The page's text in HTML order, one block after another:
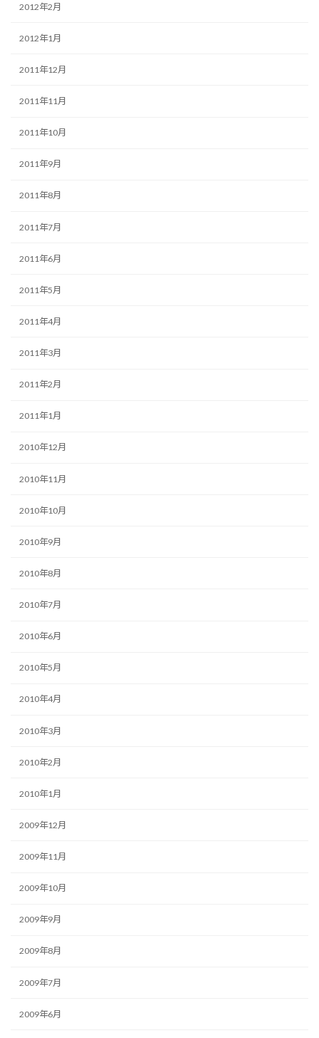
2012年2月
2012年1月
2011年12月
2011年11月
2011年10月
2011年9月
2011年8月
2011年7月
2011年6月
2011年5月
2011年4月
2011年3月
2011年2月
2011年1月
2010年12月
2010年11月
2010年10月
2010年9月
2010年8月
2010年7月
2010年6月
2010年5月
2010年4月
2010年3月
2010年2月
2010年1月
2009年12月
2009年11月
2009年10月
2009年9月
2009年8月
2009年7月
2009年6月